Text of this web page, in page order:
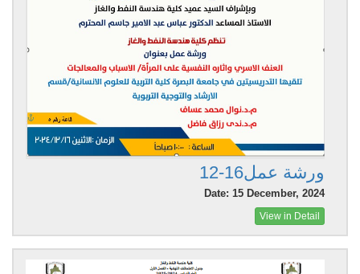
ورشة عمل16-12
Date: 15 December, 2024
View in Detail